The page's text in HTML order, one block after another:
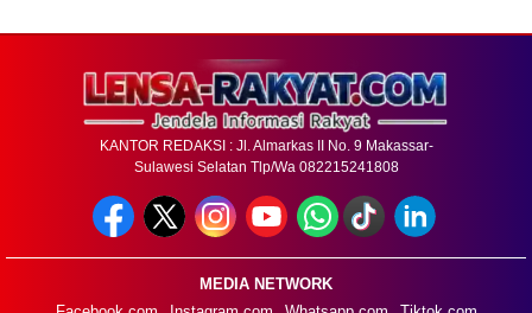
KANTOR REDAKSI : Jl. Almarkas II No. 9 Makassar-
Sulawesi Selatan Tlp/Wa 082215241808
MEDIA NETWORK